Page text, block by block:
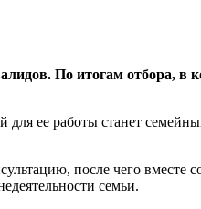
По итогам отбора, в
ее работы станет
после чего вместе
семьи.